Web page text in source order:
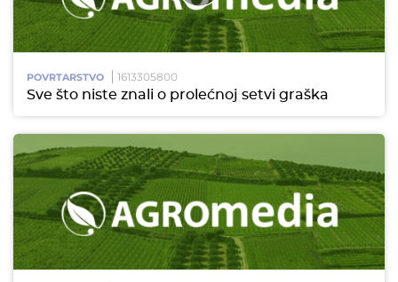
POVRTARSTVO 1613305800
Sve što niste znali o prolećnoj setvi graška